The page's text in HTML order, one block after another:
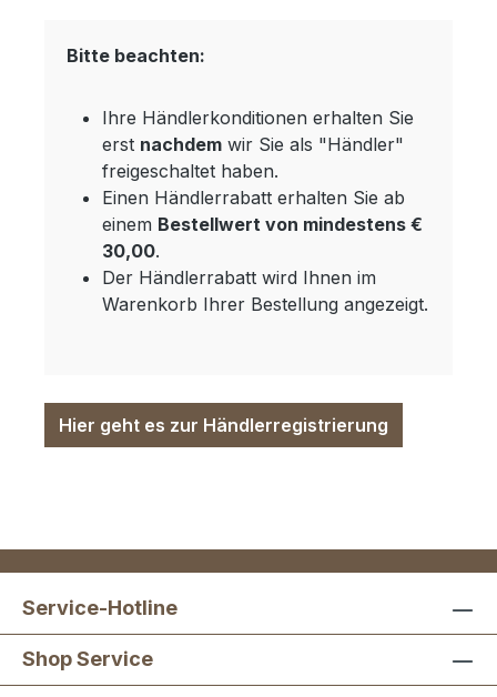
Bitte beachten:
Ihre Händlerkonditionen erhalten Sie
erst nachdem wir Sie als "Händler"
freigeschaltet haben.
Einen Händlerrabatt erhalten Sie ab
einem Bestellwert von mindestens €
30,00.
Der Händlerrabatt wird Ihnen im
Warenkorb Ihrer Bestellung angezeigt.
Hier geht es zur Händlerregistrierung
Service-Hotline
Shop Service